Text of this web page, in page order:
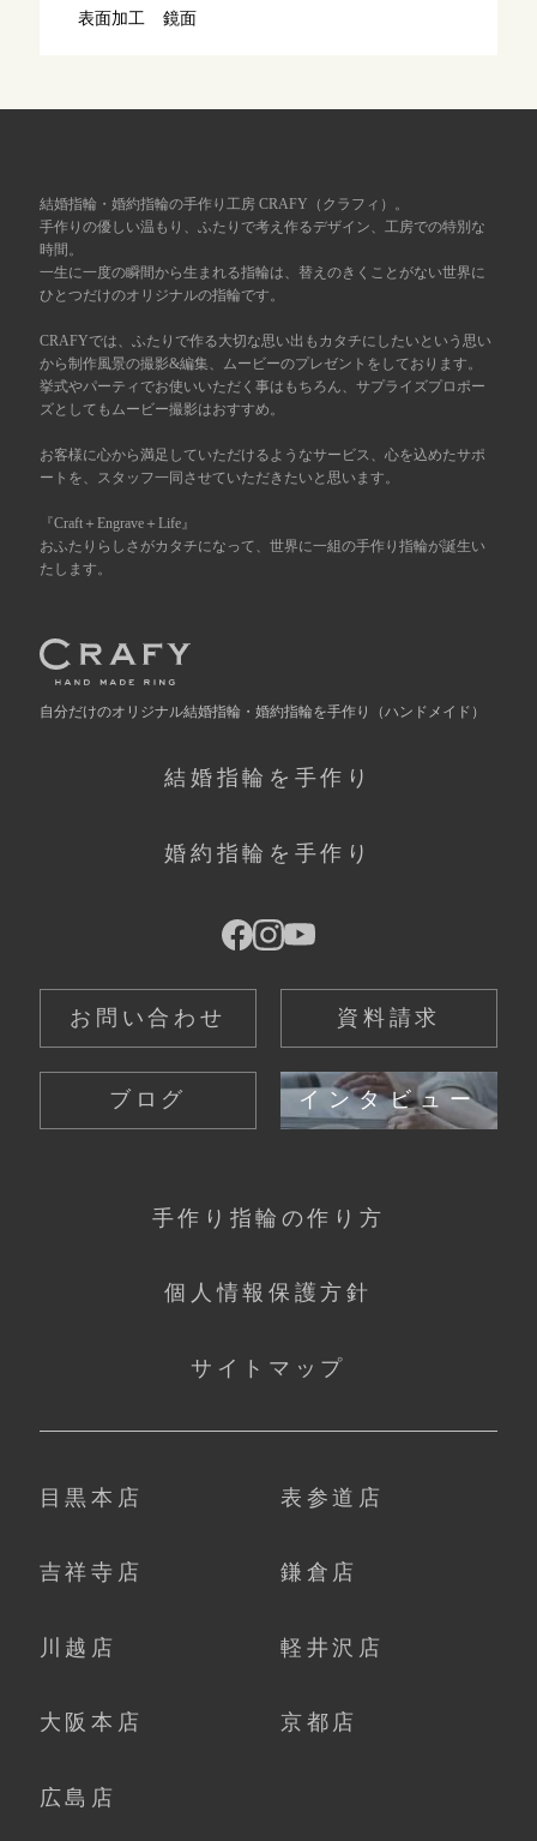
表面加工 鏡面
結婚指輪・婚約指輪の手作り工房 CRAFY（クラフィ）。
手作りの優しい温もり、ふたりで考え作るデザイン、工房での特別な
時間。
一生に一度の瞬間から生まれる指輪は、替えのきくことがない世界に
ひとつだけのオリジナルの指輪です。
CRAFYでは、ふたりで作る大切な思い出もカタチにしたいという思い
から制作風景の撮影&編集、ムービーのプレゼントをしております。
挙式やパーティでお使いいただく事はもちろん、サプライズプロポー
ズとしてもムービー撮影はおすすめ。
お客様に心から満足していただけるようなサービス、心を込めたサポ
ートを、スタッフ一同させていただきたいと思います。
『Craft＋Engrave＋Life』
おふたりらしさがカタチになって、世界に一組の手作り指輪が誕生い
たします。
自分だけのオリジナル結婚指輪・婚約指輪を手作り （ハンドメイド）
結婚指輪を手作り
婚約指輪を手作り
お問い合わせ 資料請求
ブログ インタビュー
手作り指輪の作り方
個人情報保護方針
サイトマップ
目黒本店 表参道店
吉祥寺店 鎌倉店
川越店 軽井沢店
大阪本店 京都店
広島店
軽井沢店
大阪本店 来店ご予約
京都店 来店ご予約
広島店 来店ご予約
オーダーメイド ご予約